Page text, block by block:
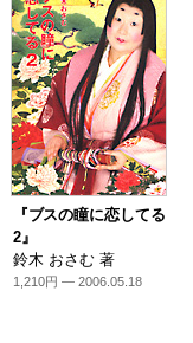
『ブスの瞳に恋してる
2』
鈴木 おさむ 著
1,210円 — 2006.05.18